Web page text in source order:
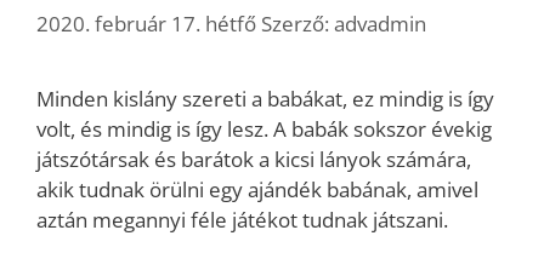
2020. február 17. hétfő Szerző: advadmin
Minden kislány szereti a babákat, ez mindig is így
volt, és mindig is így lesz. A babák sokszor évekig
játszótársak és barátok a kicsi lányok számára,
akik tudnak örülni egy ajándék babának, amivel
aztán megannyi féle játékot tudnak játszani.